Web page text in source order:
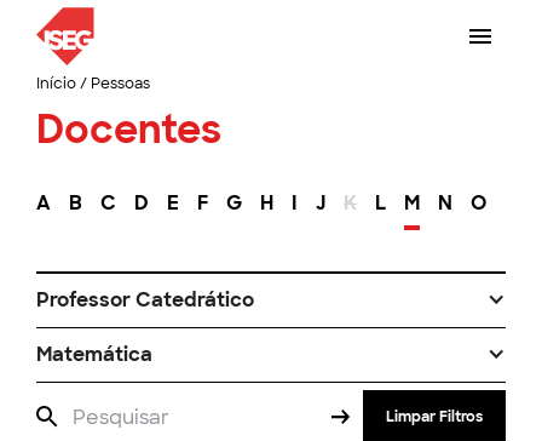
Início/ Pessoas
Docentes
A B C D E F G H I J K L M N O
Professor Catedrático
Matemática
Limpar Filtros